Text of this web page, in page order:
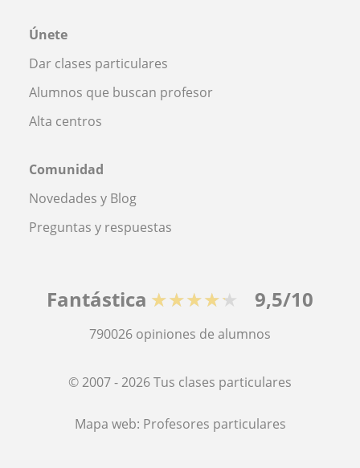
Únete
Dar clases particulares
Alumnos que buscan profesor
Alta centros
Comunidad
Novedades y Blog
Preguntas y respuestas
Fantástica ★★★★★ 9,5/10
790026 opiniones de alumnos
© 2007 - 2026 Tus clases particulares
Mapa web: Profesores particulares